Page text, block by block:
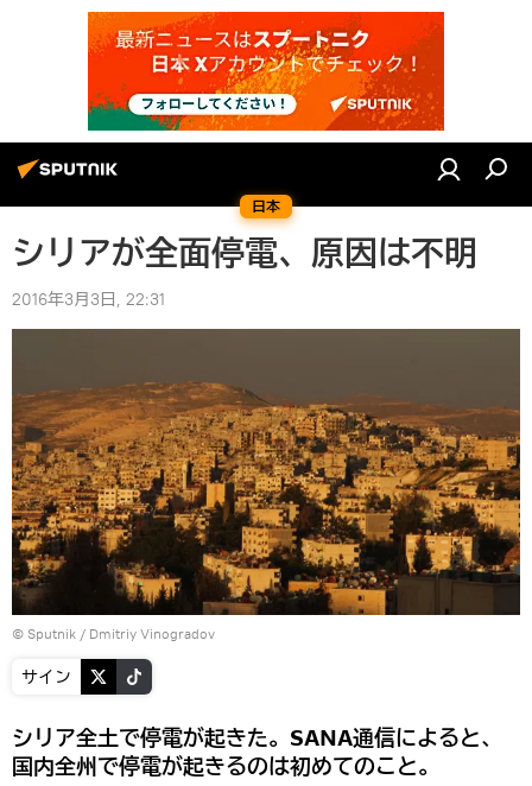
日本
シリアが全面停電、原因は不明
2016年3月3日, 22:31
© Sputnik / Dmitriy Vinogradov
サイン
シリア全土で停電が起きた。SANA通信によると、
国内全州で停電が起きるのは初めてのこと。